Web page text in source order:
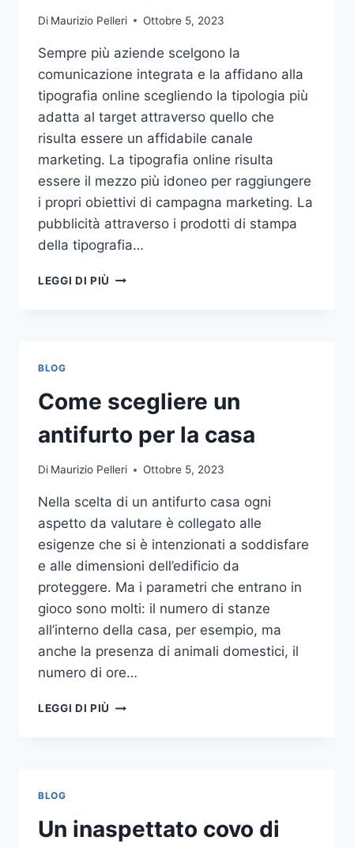
Di Maurizio Pelleri Ottobre 5, 2023
Sempre più aziende scelgono la
comunicazione integrata e la affidano alla
tipografia online scegliendo la tipologia più
adatta al target attraverso quello che
risulta essere un affidabile canale
marketing. La tipografia online risulta
essere il mezzo più idoneo per raggiungere
i propri obiettivi di campagna marketing. La
pubblicità attraverso i prodotti di stampa
della tipografia…
LEGGI DI PIÙ VUOI
A
UNA
TIPOGRAFIA
ECCO
SCEGLIERE
BLOG
Come scegliere un
antifurto per la casa
Di Maurizio Pelleri Ottobre 5, 2023
Nella scelta di un antifurto casa ogni
aspetto da valutare è collegato alle
esigenze che si è intenzionati a soddisfare
e alle dimensioni dell’edificio da
proteggere. Ma i parametri che entrano in
gioco sono molti: il numero di stanze
all’interno della casa, per esempio, ma
anche la presenza di animali domestici, il
numero di ore…
LEGGI DI PIÙ COME
BLOG
Un inaspettato covo di